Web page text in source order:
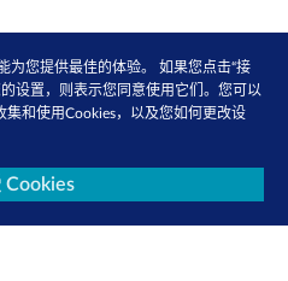
为您提供最佳的体验。 如果您点击“接
设置，则表示您同意使用它们。您可以
集和使用Cookies，以及您如何更改设
Cookies